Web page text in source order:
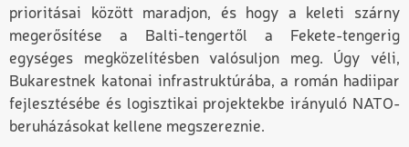
prioritásai között maradjon, és hogy a keleti szárny
megerősítése a Balti-tengertől a Fekete-tengerig
egységes megközelítésben valósuljon meg. Úgy véli,
Bukarestnek katonai infrastruktúrába, a román hadiipar
fejlesztésébe és logisztikai projektekbe irányuló NATO-
beruházásokat kellene megszereznie.